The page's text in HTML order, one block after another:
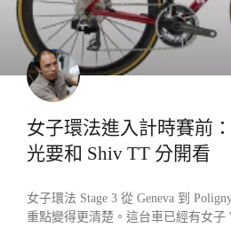
女子環法進入計時賽前
光要和 Shiv TT 分開看
女子環法 Stage 3 從 Geneva 到
重點變得更清楚。這台車已經有女子